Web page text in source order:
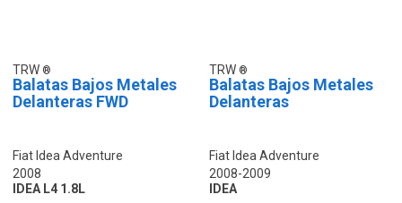
TRW
Balatas Bajos Metales
Delanteras FWD
Fiat Idea Adventure
2008
IDEA L4 1.8L
TRW
Balatas Bajos Metales
Delanteras
Fiat Idea Adventure
2008-2009
IDEA